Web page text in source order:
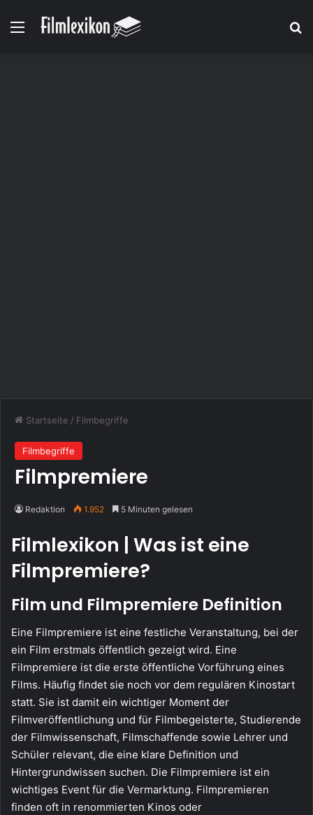
Menü
Startseite / Filmbegriffe
Filmbegriffe
Filmpremiere
Redaktion 1.952 5 Minuten gelesen
Filmlexikon | Was ist eine
Filmpremiere?
Film und Filmpremiere Definition
Eine Filmpremiere ist eine festliche Veranstaltung, bei der
ein Film erstmals öffentlich gezeigt wird. Eine
Filmpremiere ist die erste öffentliche Vorführung eines
Films. Häufig findet sie noch vor dem regulären Kinostart
statt. Sie ist damit ein wichtiger Moment der
Filmveröffentlichung und für Filmbegeisterte, Studierende
der Filmwissenschaft, Filmschaffende sowie Lehrer und
Schüler relevant, die eine klare Definition und
Hintergrundwissen suchen. Die Filmpremiere ist ein
wichtiges Event für die Vermarktung. Filmpremieren
finden oft in renommierten Kinos oder